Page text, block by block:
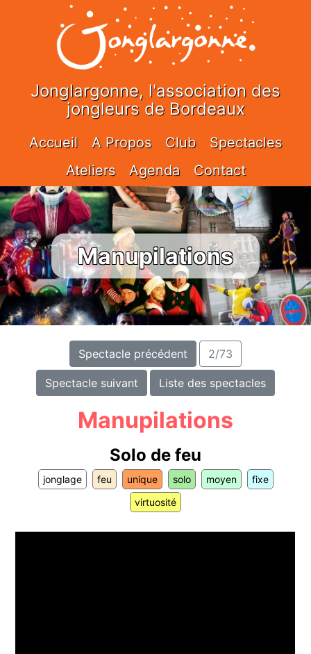
Jonglargonne, l'association des
jongleurs de Bordeaux
Accueil A Propos Club
Spectacles
Ateliers
Agenda Contact
Manupilations
Spectacle précédent 2/73
Spectacle suivant Liste des spectacles
Manupilations
Solo de feu
jonglage feu unique solo moyen
fixe
virtuosité